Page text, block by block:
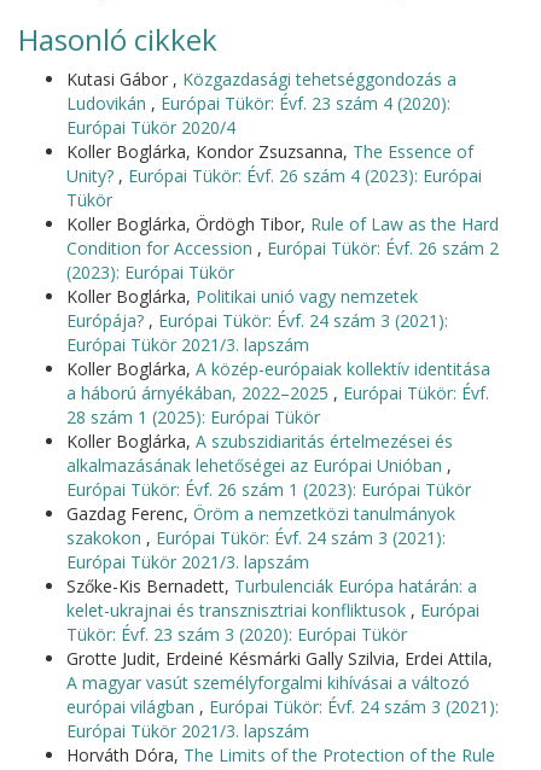
Hasonló cikkek
Kutasi Gábor , Közgazdasági tehetséggondozás a
Ludovikán , Európai Tükör: Évf. 23 szám 4 (2020):
Európai Tükör 2020/4
Koller Boglárka, Kondor Zsuzsanna, The Essence of
Unity? , Európai Tükör: Évf. 26 szám 4 (2023): Európai
Tükör
Koller Boglárka, Ördögh Tibor, Rule of Law as the Hard
Condition for Accession , Európai Tükör: Évf. 26 szám 2
(2023): Európai Tükör
Koller Boglárka, Politikai unió vagy nemzetek
Európája? , Európai Tükör: Évf. 24 szám 3 (2021):
Európai Tükör 2021/3. lapszám
Koller Boglárka, A közép-európaiak kollektív identitása
a háború árnyékában, 2022–2025 , Európai Tükör: Évf.
28 szám 1 (2025): Európai Tükör
Koller Boglárka, A szubszidiaritás értelmezései és
alkalmazásának lehetőségei az Európai Unióban ,
Európai Tükör: Évf. 26 szám 1 (2023): Európai Tükör
Gazdag Ferenc, Öröm a nemzetközi tanulmányok
szakokon , Európai Tükör: Évf. 24 szám 3 (2021):
Európai Tükör 2021/3. lapszám
Szőke-Kis Bernadett, Turbulenciák Európa határán: a
kelet-ukrajnai és transznisztriai konfliktusok , Európai
Tükör: Évf. 23 szám 3 (2020): Európai Tükör
Grotte Judit, Erdeiné Késmárki Gally Szilvia, Erdei Attila,
A magyar vasút személyforgalmi kihívásai a változó
európai világban , Európai Tükör: Évf. 24 szám 3 (2021):
Európai Tükör 2021/3. lapszám
Horváth Dóra, The Limits of the Protection of the Rule